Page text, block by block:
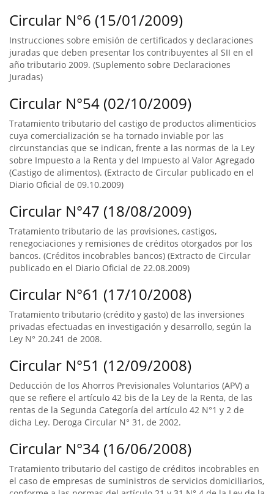
Circular N°6 (15/01/2009)
Instrucciones sobre emisión de certificados y declaraciones
juradas que deben presentar los contribuyentes al SII en el
año tributario 2009. (Suplemento sobre Declaraciones
Juradas)
Circular N°54 (02/10/2009)
Tratamiento tributario del castigo de productos alimenticios
cuya comercialización se ha tornado inviable por las
circunstancias que se indican, frente a las normas de la Ley
sobre Impuesto a la Renta y del Impuesto al Valor Agregado
(Castigo de alimentos). (Extracto de Circular publicado en el
Diario Oficial de 09.10.2009)
Circular N°47 (18/08/2009)
Tratamiento tributario de las provisiones, castigos,
renegociaciones y remisiones de créditos otorgados por los
bancos. (Créditos incobrables bancos) (Extracto de Circular
publicado en el Diario Oficial de 22.08.2009)
Circular N°61 (17/10/2008)
Tratamiento tributario (crédito y gasto) de las inversiones
privadas efectuadas en investigación y desarrollo, según la
Ley N° 20.241 de 2008.
Circular N°51 (12/09/2008)
Deducción de los Ahorros Previsionales Voluntarios (APV) a
que se refiere el artículo 42 bis de la Ley de la Renta, de las
rentas de la Segunda Categoría del artículo 42 N°1 y 2 de
dicha Ley. Deroga Circular N° 31, de 2002.
Circular N°34 (16/06/2008)
Tratamiento tributario del castigo de créditos incobrables en
el caso de empresas de suministros de servicios domiciliarios,